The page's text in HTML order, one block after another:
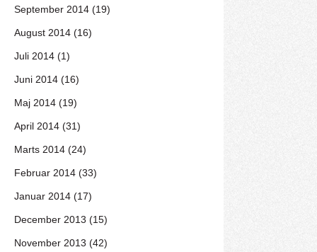
September 2014 (19)
August 2014 (16)
Juli 2014 (1)
Juni 2014 (16)
Maj 2014 (19)
April 2014 (31)
Marts 2014 (24)
Februar 2014 (33)
Januar 2014 (17)
December 2013 (15)
November 2013 (42)